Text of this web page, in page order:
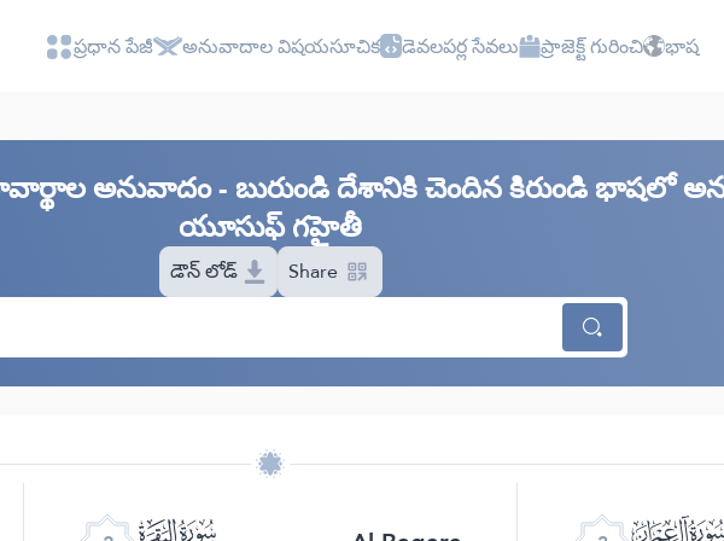
ప్రధాన పేజీ అనువాదాల విషయసూచిక డెవలపర్ల సేవలు ప్రాజెక్ట్ గురించి భాష
అనువాదం - బురుండి దేశానికి చెందిన కిరుండి భాషలో
యూసుఫ్ గహైతీ
డౌన్ లోడ్ Share